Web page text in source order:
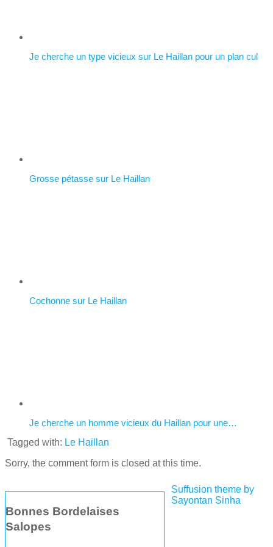
Je cherche un type vicieux sur Le Haillan pour un plan cul
Grosse pétasse sur Le Haillan
Cochonne sur Le Haillan
Je cherche un homme vicieux du Haillan pour une…
Tagged with: Le Haillan
Sorry, the comment form is closed at this time.
Bonnes Bordelaises
Salopes
Suffusion theme by
Sayontan Sinha